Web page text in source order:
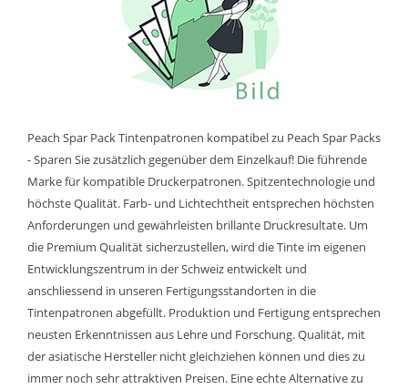
Peach Spar Pack Tintenpatronen kompatibel zu Peach Spar Packs
- Sparen Sie zusätzlich gegenüber dem Einzelkauf! Die führende
Marke für kompatible Druckerpatronen. Spitzentechnologie und
höchste Qualität. Farb- und Lichtechtheit entsprechen höchsten
Anforderungen und gewährleisten brillante Druckresultate. Um
die Premium Qualität sicherzustellen, wird die Tinte im eigenen
Entwicklungszentrum in der Schweiz entwickelt und
anschliessend in unseren Fertigungsstandorten in die
Tintenpatronen abgefüllt. Produktion und Fertigung entsprechen
neusten Erkenntnissen aus Lehre und Forschung. Qualität, mit
der asiatische Hersteller nicht gleichziehen können und dies zu
immer noch sehr attraktiven Preisen. Eine echte Alternative zu